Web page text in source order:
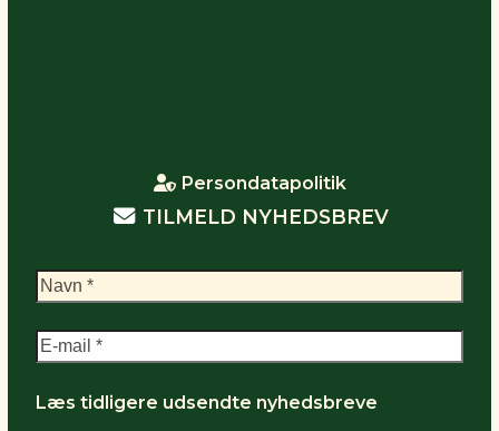
Persondatapolitik
TILMELD NYHEDSBREV
Læs tidligere udsendte nyhedsbreve